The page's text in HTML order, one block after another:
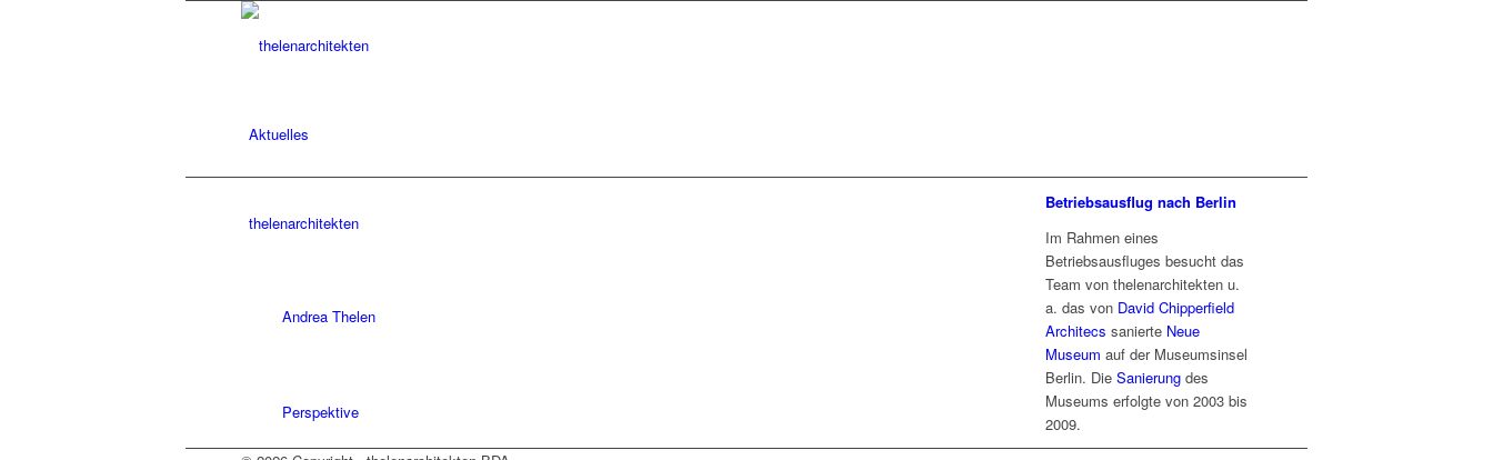
Aktuelles
thelenarchitekten
Andrea Thelen
Perspektive
Betriebsausflug nach Berlin
Im Rahmen eines
Betriebsausfluges besucht das
Team von thelenarchitekten u.
a. das von David Chipperfield
Architecs sanierte Neue
Museum auf der Museumsinsel
Berlin. Die Sanierung des
Museums erfolgte von 2003 bis
2009.